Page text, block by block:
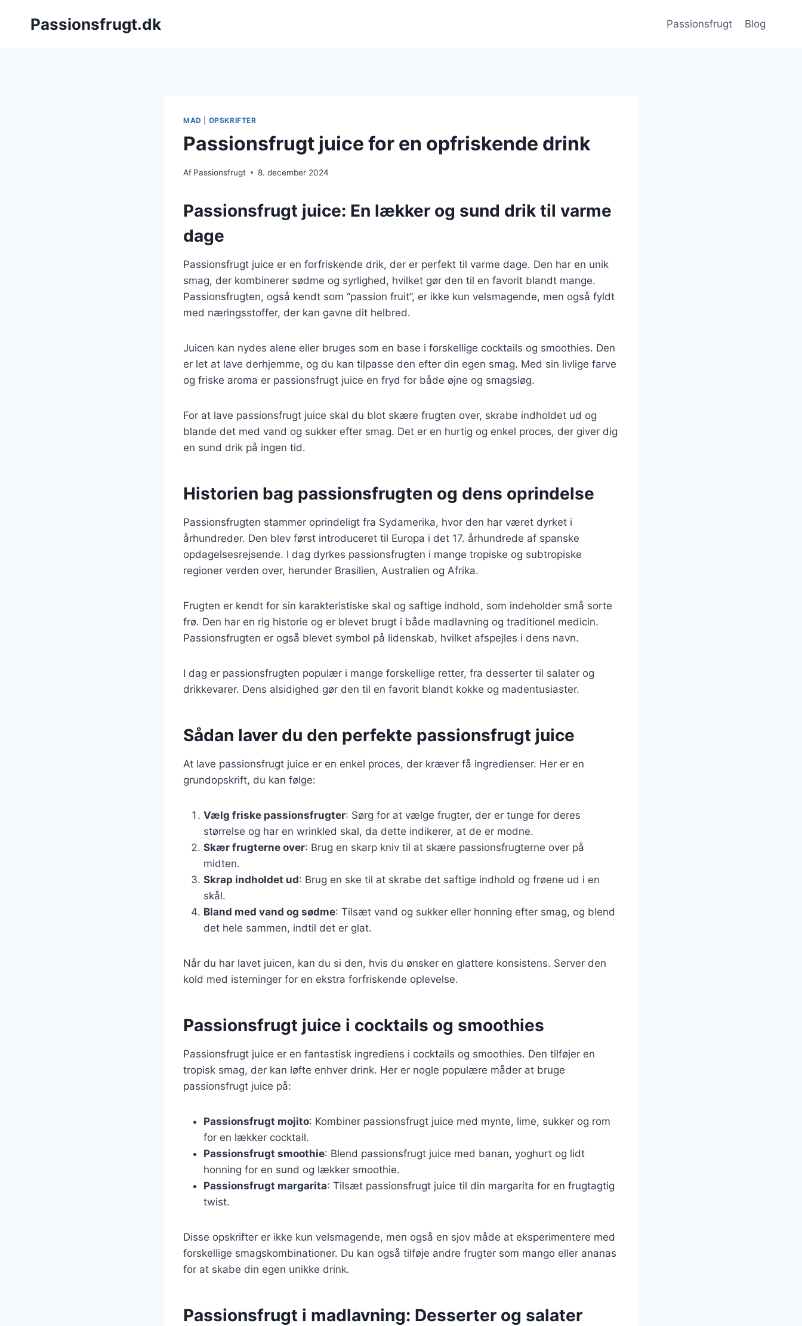
Passionsfrugt.dk Passionsfrugt Blog
MAD OPSKRIFTER
Passionsfrugt juice for en opfriskende drink
Af Passionsfrugt 8. december 2024
Passionsfrugt juice: En lækker og sund drik til varme
dage
Passionsfrugt juice er en forfriskende drik, der er perfekt til varme dage. Den har en unik
smag, der kombinerer sødme og syrlighed, hvilket gør den til en favorit blandt mange.
Passionsfrugten, også kendt som “passion fruit”, er ikke kun velsmagende, men også fyldt
med næringsstoffer, der kan gavne dit helbred.
Juicen kan nydes alene eller bruges som en base i forskellige cocktails og smoothies. Den
er let at lave derhjemme, og du kan tilpasse den efter din egen smag. Med sin livlige farve
og friske aroma er passionsfrugt juice en fryd for både øjne og smagsløg.
For at lave passionsfrugt juice skal du blot skære frugten over, skrabe indholdet ud og
blande det med vand og sukker efter smag. Det er en hurtig og enkel proces, der giver dig
en sund drik på ingen tid.
Historien bag passionsfrugten og dens oprindelse
Passionsfrugten stammer oprindeligt fra Sydamerika, hvor den har været dyrket i
århundreder. Den blev først introduceret til Europa i det 17. århundrede af spanske
opdagelsesrejsende. I dag dyrkes passionsfrugten i mange tropiske og subtropiske
regioner verden over, herunder Brasilien, Australien og Afrika.
Frugten er kendt for sin karakteristiske skal og saftige indhold, som indeholder små sorte
frø. Den har en rig historie og er blevet brugt i både madlavning og traditionel medicin.
Passionsfrugten er også blevet symbol på lidenskab, hvilket afspejles i dens navn.
I dag er passionsfrugten populær i mange forskellige retter, fra desserter til salater og
drikkevarer. Dens alsidighed gør den til en favorit blandt kokke og madentusiaster.
Sådan laver du den perfekte passionsfrugt juice
At lave passionsfrugt juice er en enkel proces, der kræver få ingredienser. Her er en
grundopskrift, du kan følge:
Vælg friske passionsfrugter: Sørg for at vælge frugter, der er tunge for deres
størrelse og har en wrinkled skal, da dette indikerer, at de er modne.
Skær frugterne over: Brug en skarp kniv til at skære passionsfrugterne over på
midten.
Skrap indholdet ud: Brug en ske til at skrabe det saftige indhold og frøene ud i en
skål.
Bland med vand og sødme: Tilsæt vand og sukker eller honning efter smag, og blend
det hele sammen, indtil det er glat.
Når du har lavet juicen, kan du si den, hvis du ønsker en glattere konsistens. Server den
kold med isterninger for en ekstra forfriskende oplevelse.
Passionsfrugt juice i cocktails og smoothies
Passionsfrugt juice er en fantastisk ingrediens i cocktails og smoothies. Den tilføjer en
tropisk smag, der kan løfte enhver drink. Her er nogle populære måder at bruge
passionsfrugt juice på:
Passionsfrugt mojito: Kombiner passionsfrugt juice med mynte, lime, sukker og rom
for en lækker cocktail.
Passionsfrugt smoothie: Blend passionsfrugt juice med banan, yoghurt og lidt
honning for en sund og lækker smoothie.
Passionsfrugt margarita: Tilsæt passionsfrugt juice til din margarita for en frugtagtig
twist.
Disse opskrifter er ikke kun velsmagende, men også en sjov måde at eksperimentere med
forskellige smagskombinationer. Du kan også tilføje andre frugter som mango eller ananas
for at skabe din egen unikke drink.
Passionsfrugt i madlavning: Desserter og salater